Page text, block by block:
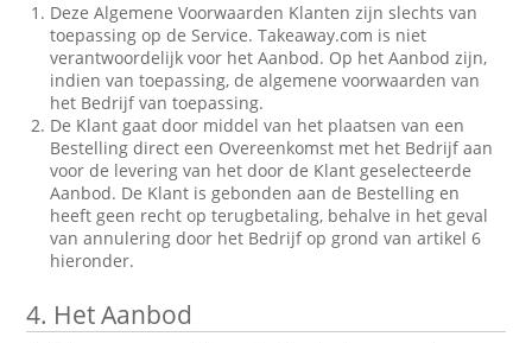
Deze Algemene Voorwaarden Klanten zijn slechts van
toepassing op de Service. Takeaway.com is niet
verantwoordelijk voor het Aanbod. Op het Aanbod zijn,
indien van toepassing, de algemene voorwaarden van
het Bedrijf van toepassing.
De Klant gaat door middel van het plaatsen van een
Bestelling direct een Overeenkomst met het Bedrijf aan
voor de levering van het door de Klant geselecteerde
Aanbod. De Klant is gebonden aan de Bestelling en
heeft geen recht op terugbetaling, behalve in het geval
van annulering door het Bedrijf op grond van artikel 6
hieronder.
4. Het Aanbod